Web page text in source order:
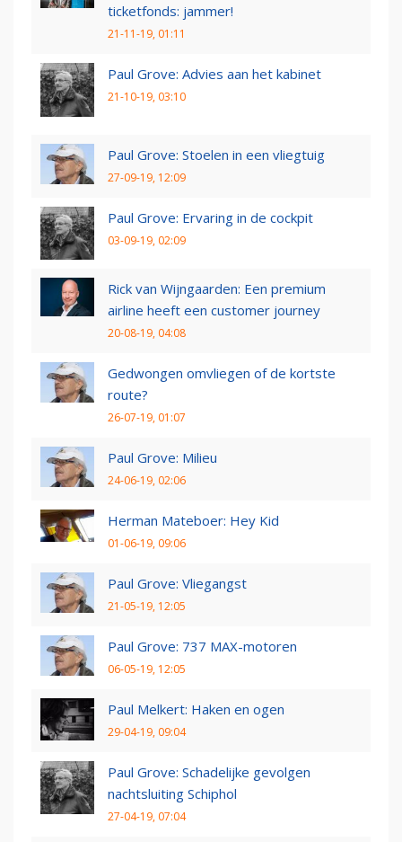
ticketfonds: jammer!
21-11-19, 01:11
Paul Grove: Advies aan het kabinet
21-10-19, 03:10
Paul Grove: Stoelen in een vliegtuig
27-09-19, 12:09
Paul Grove: Ervaring in de cockpit
03-09-19, 02:09
Rick van Wijngaarden: Een premium
airline heeft een customer journey
20-08-19, 04:08
Gedwongen omvliegen of de kortste
route?
26-07-19, 01:07
Paul Grove: Milieu
24-06-19, 02:06
Herman Mateboer: Hey Kid
01-06-19, 09:06
Paul Grove: Vliegangst
21-05-19, 12:05
Paul Grove: 737 MAX-motoren
06-05-19, 12:05
Paul Melkert: Haken en ogen
29-04-19, 09:04
Paul Grove: Schadelijke gevolgen
nachtsluiting Schiphol
27-04-19, 07:04